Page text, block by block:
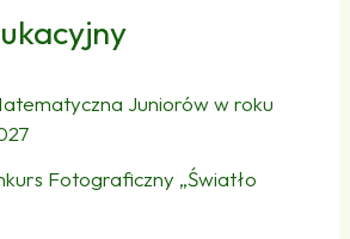
Juniorów w roku
Fotograficzny „Światło